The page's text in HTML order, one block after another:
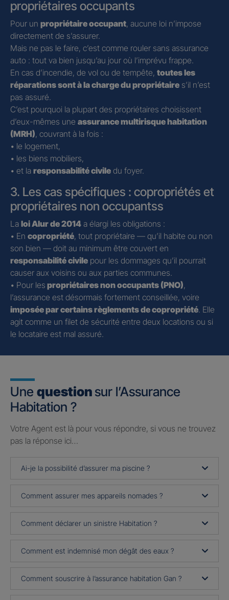
propriétaires occupants
Pour un propriétaire occupant, aucune loi n’impose
directement de s’assurer.
Mais ne pas le faire, c’est comme rouler sans assurance
auto : tout va bien jusqu’au jour où l’imprévu frappe.
En cas d’incendie, de vol ou de tempête, toutes les
réparations sont à la charge du propriétaire s’il n’est
pas assuré.
C’est pourquoi la plupart des propriétaires choisissent
d’eux-mêmes une assurance multirisque habitation
(MRH), couvrant à la fois :
• le logement,
• les biens mobiliers,
• et la responsabilité civile du foyer.
3. Les cas spécifiques : copropriétés et
propriétaires non occupantss
La loi Alur de 2014 a élargi les obligations :
• En copropriété, tout propriétaire — qu’il habite ou non
son bien — doit au minimum être couvert en
responsabilité civile pour les dommages qu’il pourrait
causer aux voisins ou aux parties communes.
• Pour les propriétaires non occupants (PNO),
l’assurance est désormais fortement conseillée, voire
imposée par certains règlements de copropriété. Elle
agit comme un filet de sécurité entre deux locations ou si
le locataire est mal assuré.
Une question sur l’Assurance
Habitation ?
Votre Agent est là pour vous répondre, si vous ne trouvez
pas la réponse ici…
Ai-je la possibilité d’assurer ma piscine ?
Comment assurer mes appareils nomades ?
Comment déclarer un sinistre Habitation ?
Comment est indemnisé mon dégât des eaux ?
Comment souscrire à l’assurance habitation Gan ?